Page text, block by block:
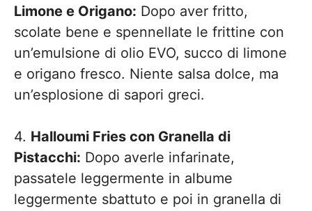
Limone e Origano: Dopo aver fritto,
scolate bene e spennellate le frittine con
un’emulsione di olio EVO, succo di limone
e origano fresco. Niente salsa dolce, ma
un’esplosione di sapori greci.
4. Halloumi Fries con Granella di
Pistacchi: Dopo averle infarinate,
passatele leggermente in albume
leggermente sbattuto e poi in granella di